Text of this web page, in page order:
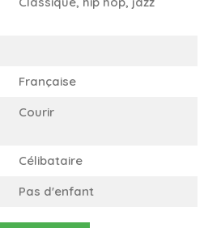
Française
Courir
Célibataire
Pas d'enfant